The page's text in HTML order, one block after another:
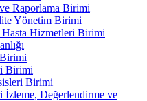
Raporlama Birimi
Yönetim Birimi
Hasta Hizmetleri Birimi
Birimi
Birimi
İzleme, Değerlendirme ve